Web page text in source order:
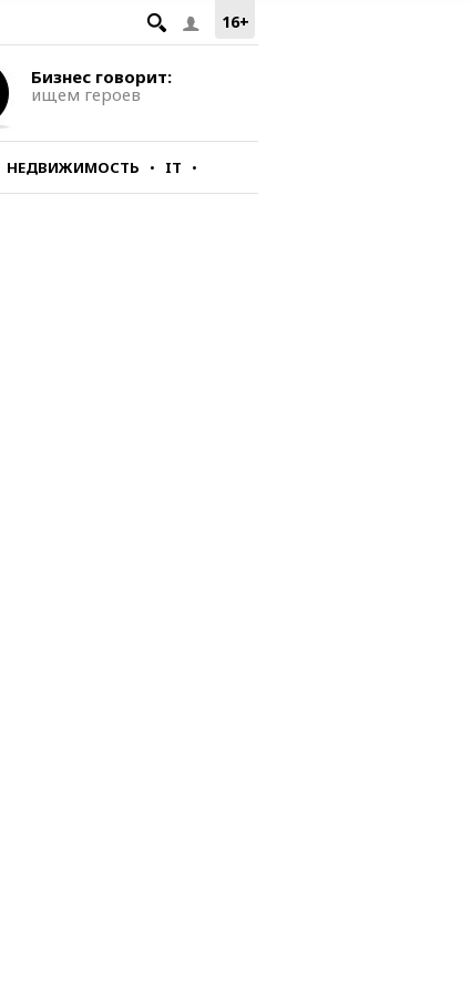
16+
Бизнес говорит:
ищем героев
НЕДВИЖИМОСТЬ IT